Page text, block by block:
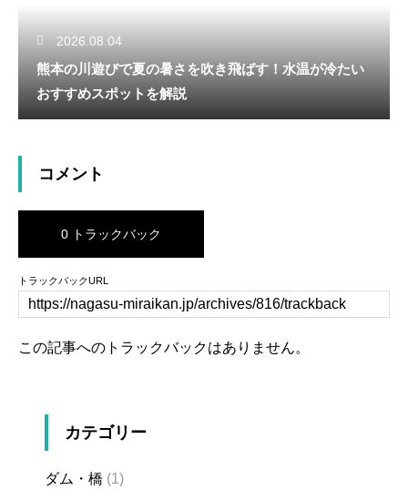
2026.08.04
熊本の川遊びで夏の暑さを吹き飛ばす！水温が冷たい
おすすめスポットを解説
コメント
0 トラックバック
トラックバックURL
この記事へのトラックバックはありません。
カテゴリー
ダム・橋 (1)